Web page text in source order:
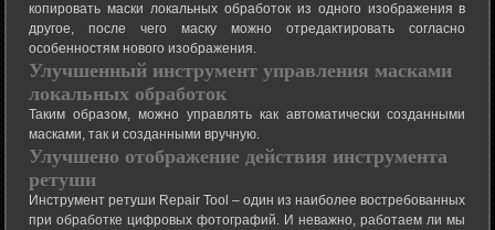
копировать маски локальных обработок из одного изображения в
другое, после чего маску можно отредактировать согласно
особенностям нового изображения.
Улучшенный инструмент управления масками
локальных обработок
Таким образом, можно управлять как автоматически созданными
масками, так и созданными вручную.
Улучшено отображение действия инструмента
ретуши
Инструмент ретуши Repair Tool – один из наиболее востребованных
при обработке цифровых фотографий. И неважно, работаем ли мы